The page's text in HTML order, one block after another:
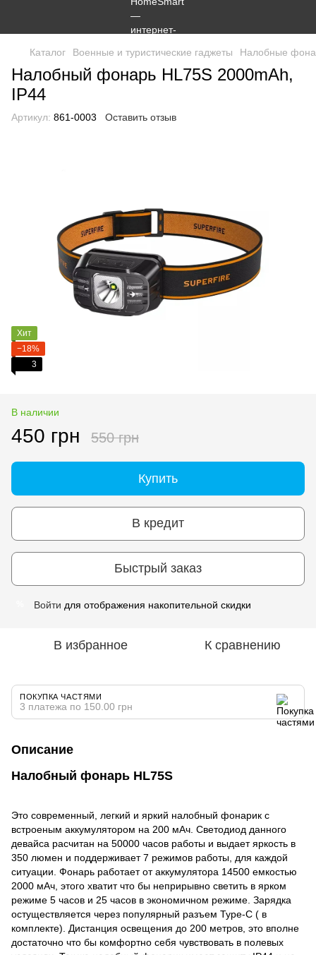
Каталог Военные и туристические гаджеты Налобные
Налобный фонарь HL75S 2000mAh,
IP44
Артикул: 861-0003 Оставить отзыв
Хит
−18%
3
В наличии
450 грн 550 грн
Купить
В кредит
Быстрый заказ
Войти для отображения накопительной скидки
В избранное К сравнению
ПОКУПКА ЧАСТЯМИ
3 платежа по 150.00 грн
Описание
Налобный фонарь HL75S
Это современный, легкий и яркий налобный фонарик с
встроеным аккумулятором на 200 мАч. Светодиод данного
девайса расчитан на 50000 часов работы и выдает яркость в
350 люмен и поддерживает 7 режимов работы, для каждой
ситуации. Фонарь работает от аккумулятора 14500 емкостью
2000 мАч, этого хватит что бы неприрывно светить в ярком
режиме 5 часов и 25 часов в экономичном режиме. Зарядка
остуществляется через популярный разъем Type-C ( в
комплекте). Дистанция освещения до 200 метров, это вполне
достаточно что бы комфортно себя чувствовать в полевых